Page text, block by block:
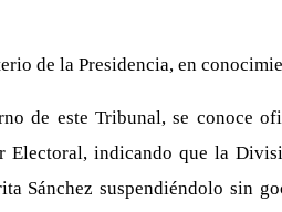
de la Presidencia, en
de este Tribunal, se conoce
indicando que la
Sánchez suspendiéndolo sin